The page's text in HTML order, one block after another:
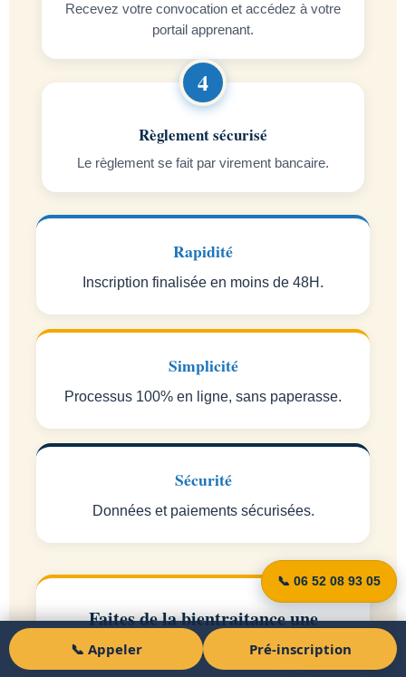
Recevez votre convocation et accédez à votre
portail apprenant.
Règlement sécurisé
Le règlement se fait par virement bancaire.
Rapidité
Inscription finalisée en moins de 48H.
Simplicité
Processus 100% en ligne, sans paperasse.
Sécurité
Données et paiements sécurisées.
Faites de la bientraitance une
valeur pilier de votre établissement
📞 06 52 08 93 05
Pré-inscription
📞 Appeler Pré-inscription